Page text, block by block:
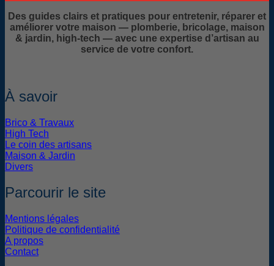
Des guides clairs et pratiques pour entretenir, réparer et
améliorer votre maison — plomberie, bricolage, maison
& jardin, high-tech — avec une expertise d’artisan au
service de votre confort.
À savoir
Brico & Travaux
High Tech
Le coin des artisans
Maison & Jardin
Divers
Parcourir le site
Mentions légales
Politique de confidentialité
A propos
Contact